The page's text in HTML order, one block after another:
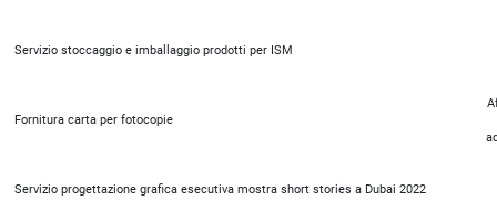
Servizio stoccaggio e imballaggio prodotti per ISM
Fornitura carta per fotocopie
Servizio progettazione grafica esecutiva mostra short stories a Dubai 2022